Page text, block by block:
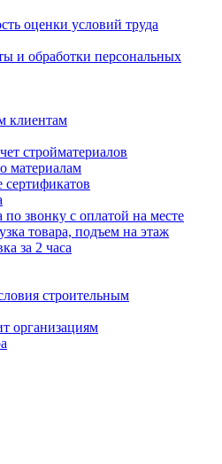
оценки условий труда
и обработки персональных
клиентам
стройматериалов
материалам
сертификатов
по звонку с оплатой на месте
товара, подъем на этаж
за 2 часа
строительным
организациям